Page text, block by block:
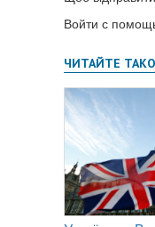
Войти с